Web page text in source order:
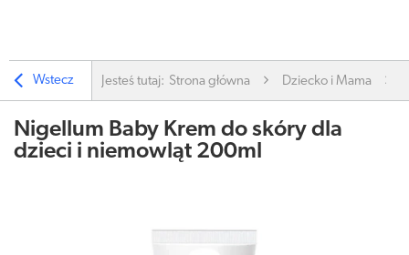
Wstecz Jesteś tutaj: Strona główna Dziecko i Mama
Nigellum Baby Krem do skóry dla
dzieci i niemowląt 200ml